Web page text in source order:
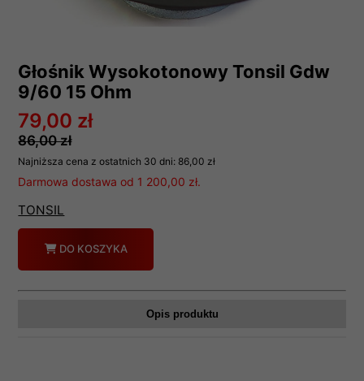
Głośnik Wysokotonowy Tonsil Gdw
9/60 15 Ohm
79,00 zł
86,00 zł
Najniższa cena z ostatnich 30 dni: 86,00 zł
Darmowa dostawa od 1 200,00 zł.
TONSIL
Ilość DO KOSZYKA
Opis produktu